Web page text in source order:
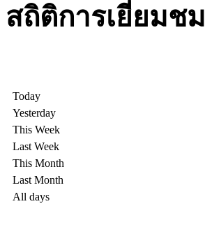
สถิติการเยี่ยมชม
Today
Yesterday
This Week
Last Week
This Month
Last Month
All days